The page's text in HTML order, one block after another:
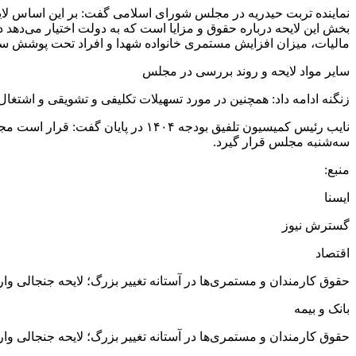
بخش این لایحه درباره حقوق و مزایا است که به دولت اختیار
مالیات، میزان افزایش مستمری خانواده شهدا و افراد تحت پوشش
سایر مواد لایحه و روند بررسی در مجلس
زنگنه ادامه داد: همچنین در مورد تسهیلات تکلیفی و تشویقی و
نایب رئیس کمیسیون تلفیق
سه‌شنبه مجلس قرار گیرد.
منبع:
ایسنا
گسترش نیوز
اقتصاد
حقوق کارمندان و مستمری‌ها در آستانه تغییر بزرگ؛ لایحه جنجالی
بانک و بیمه
حقوق کارمندان و مستمری‌ها در آستانه تغییر بزرگ؛ لایحه جنجالی